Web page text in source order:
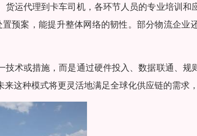
货运代理到卡车司机，各环节人员的专业培训
预案，能提升整体网络的韧性。部分物流企业
技术或措施，而是通过硬件投入、数据联通、
这种模式将更灵活地满足全球化供应链的需求